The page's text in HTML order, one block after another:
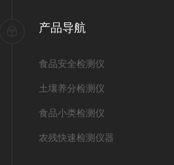
产品导航
食品安全检测仪
土壤养分检测仪
食品小类检测仪
农残快速检测仪器